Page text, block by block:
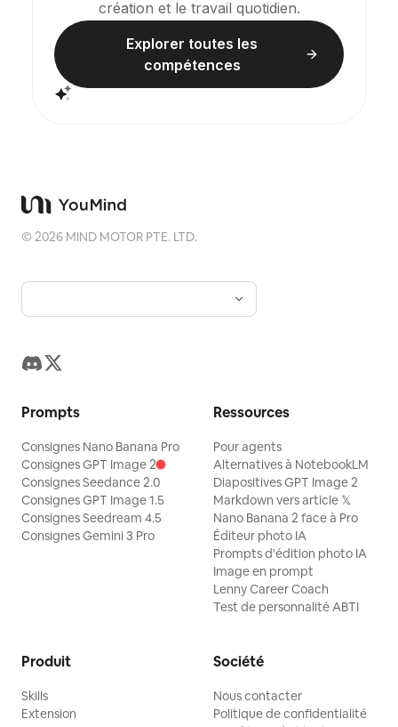
tâche planifiée est requise).
création et le travail quotidien.
Explorer toutes les
compétences
©2026 MIND MOTOR PTE. LTD.
Prompts
Consignes Nano Banana Pro
Consignes GPT Image 2
Consignes Seedance 2.0
Consignes GPT Image 1.5
Consignes Seedream 4.5
Consignes Gemini 3 Pro
Ressources
Pour agents
Alternatives à NotebookLM
Diapositives GPT Image 2
Markdown vers article 𝕏
Nano Banana 2 face à Pro
Éditeur photo IA
Prompts d'édition photo IA
Image en prompt
Lenny Career Coach
Test de personnalité ABTI
Produit
Skills
Extension
Société
Nous contacter
Politique de confidentialité